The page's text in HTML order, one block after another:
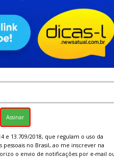
RSS
e 13.709/2018, que regulam o uso da
no Brasil, ao me inscrever na
o envio de notificações por e-mail